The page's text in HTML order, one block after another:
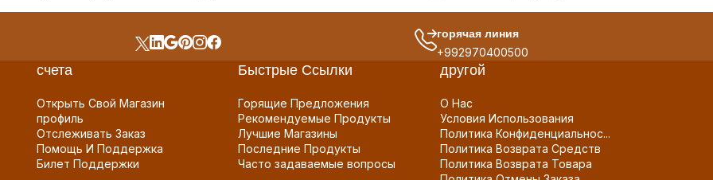
горячая линия
+992970400500
счета
Открыть Свой Магазин
профиль
Отслеживать Заказ
Помощь И Поддержка
Билет Поддержки
Быстрые Ссылки
Горящие Предложения
Рекомендуемые Продукты
Лучшие Магазины
Последние Продукты
Часто задаваемые вопросы
другой
О Нас
Условия Использования
Политика Конфиденциальнос...
Политика Возврата Средств
Политика Возврата Товара